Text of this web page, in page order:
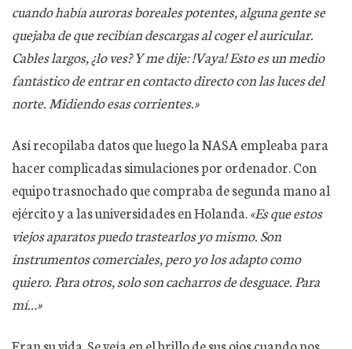
cuando había auroras boreales potentes, alguna gente se
quejaba de que recibían descargas al coger el auricular.
Cables largos, ¿lo ves? Y me dije: !Vaya! Esto es un medio
fantástico de entrar en contacto directo con las luces del
norte. Midiendo esas corrientes.»
Así recopilaba datos que luego la NASA empleaba para
hacer complicadas simulaciones por ordenador. Con
equipo trasnochado que compraba de segunda mano al
ejército y a las universidades en Holanda.«Es que estos
viejos aparatos puedo trastearlos yo mismo. Son
instrumentos comerciales, pero yo los adapto como
quiero. Para otros, solo son cacharros de desguace. Para
mí…»